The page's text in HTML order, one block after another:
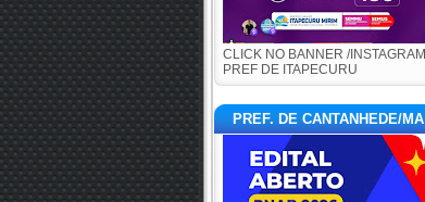
CLICK NO BANNER /INSTAGRAM
PREF DE ITAPECURU
PREF. DE CANTANHEDE/MA